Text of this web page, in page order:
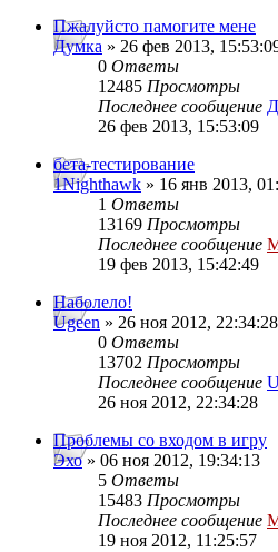
Пжалуйсто памогите мене
Думка » 26 фев 2013,
0 Ответы
12485 Просмотры
Последнее сообщение
26 фев 2013, 15:53:09
бета-тестирование
1Nighthawk » 16 янв 2013,
1 Ответы
13169 Просмотры
Последнее сообщение
19 фев 2013, 15:42:49
Наболело!
Ugeen » 26 ноя 2012, 22:34:28
0 Ответы
13702 Просмотры
Последнее сообщение
26 ноя 2012, 22:34:28
Проблемы со входом в игру
Эхо» 06 ноя 2012, 19:34:13
5 Ответы
15483 Просмотры
Последнее сообщение
19 ноя 2012, 11:25:57